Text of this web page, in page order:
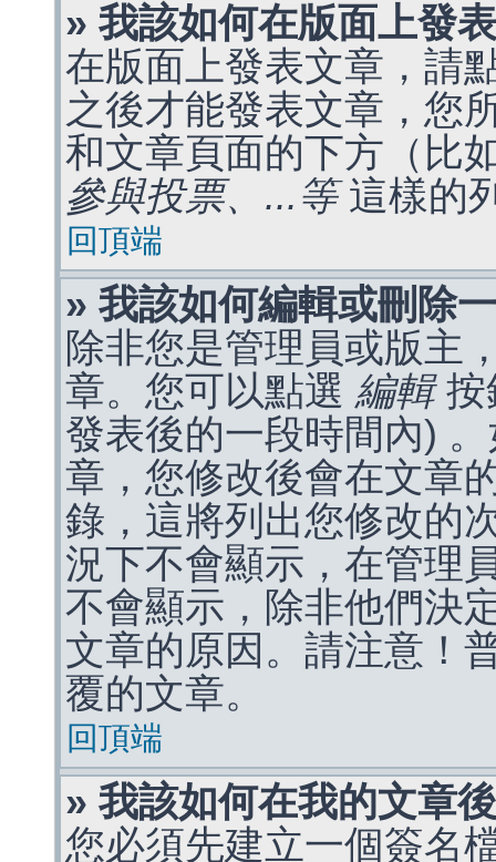
» 我該如何在版面上發
在版面上發表文章，請
之後才能發表文章，您
和文章頁面的下方（比
參與投票、...等這樣的
回頂端
» 我該如何編輯或刪除
除非您是管理員或版主
章。您可以點選 編輯按
發表後的一段時間內)
章，您修改後會在文章
錄，這將列出您修改的
況下不會顯示，在管理
不會顯示，除非他們決
文章的原因。請注意！
覆的文章。
回頂端
» 我該如何在我的文章
您必須先建立一個簽名